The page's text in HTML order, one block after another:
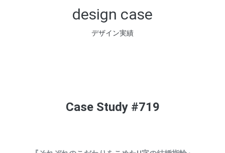
design case
デザイン実績
Case Study #719